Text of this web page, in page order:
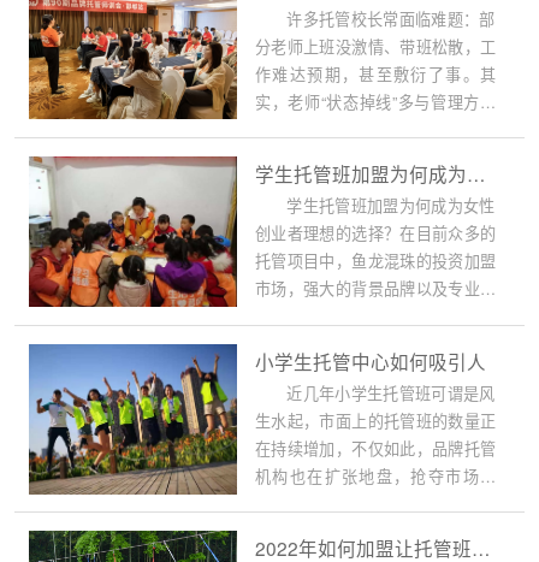
许多托管校长常面临难题：部
分老师上班没激情、带班松散，工
作难达预期，甚至敷衍了事。其
实，老师“状态掉线”多与管理方式
学生托管班加盟为何成为女性创业者理想的选择
学生托管班加盟为何成为女性
创业者理想的选择？在目前众多的
托管项目中，鱼龙混珠的投资加盟
市场，强大的背景品牌以及专业化
庭作出奉献。
小学生托管中心如何吸引人
近几年小学生托管班可谓是风
生水起，市面上的托管班的数量正
在持续增加，不仅如此，品牌托管
机构也在扩张地盘，抢夺市场资
2022年如何加盟让托管班形成自己独特的优势